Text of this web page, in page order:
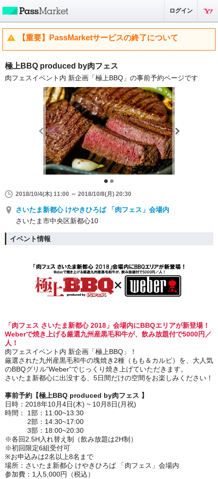
ログイン
【重要】PassMarketサービスの終了について
極上BBQ produced by肉フェス
肉フェスイベント内 新企画「極上BBQ」の事前予約ページです
2018/10/4(木) 11:00 ～ 2018/10/8(月) 20:30
さいたま新都心 けやきひろば 「肉フェス」会場内
さいたま市中央区新都心10
イベント情報
「肉フェス さいたま新都心 2018」会場内にBBQエリアが新登場！
Weberで焼き上げる厳選九州産黒毛和牛が、飲み放題付で5000円／
人！
肉フェスイベント内 新企画「極上BBQ」！
厳選された九州産黒毛和牛の塊焼き2種（もも＆カルビ）を、大人気
のBBQグリル“Weber”でじっくり焼き上げていただきます。
さいたま新都心に出没する、5日間だけの空間をお楽しみください！
事前予約【極上BBQ produced by肉フェス 】
日時：2018年10月4日(木) ~ 10月8日(月祝)
時間： 1部：11:00~13:30
2部：14:30~17:00
3部：18:00~20:30
※各回2.5H入れ替え制（飲み放題は2H制）
※初回限定6組受付可
※お申込みは2名以上8名まで
場所：さいたま新都心 けやきひろば 「肉フェス」会場内
参加費：1人5,000円（税込）